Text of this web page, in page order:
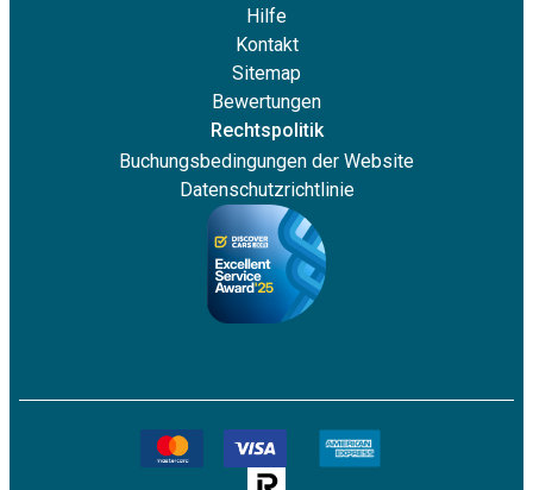
Hilfe
Kontakt
Sitemap
Bewertungen
Rechtspolitik
Buchungsbedingungen der Website
Datenschutzrichtlinie